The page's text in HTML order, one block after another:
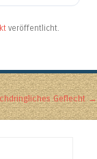
veröffentlicht.
Geflecht→